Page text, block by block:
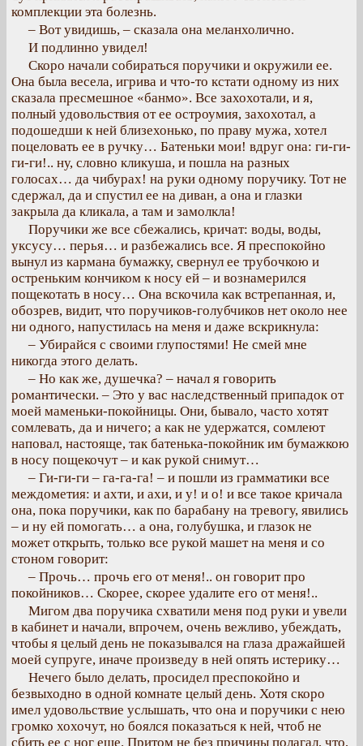
комплекции эта болезнь.
– Вот увидишь, – сказала она меланхолично.
И подлинно увидел!
Скоро начали собираться поручики и окружили ее.
Она была весела, игрива и что-то кстати одному из них
сказала пресмешное «банмо». Все захохотали, и я,
полный удовольствия от ее остроумия, захохотал, а
подошедши к ней близехонько, по праву мужа, хотел
поцеловать ее в ручку… Батеньки мои! вдруг она: ги-ги-
ги-ги!.. ну, словно кликуша, и пошла на разных
голосах… да чибурах! на руки одному поручику. Тот не
сдержал, да и спустил ее на диван, а она и глазки
закрыла да кликала, а там и замолкла!
Поручики же все сбежались, кричат: воды, воды,
уксусу… перья… и разбежались все. Я преспокойно
вынул из кармана бумажку, свернул ее трубочкою и
остреньким кончиком к носу ей – и вознамерился
пощекотать в носу… Она вскочила как встрепанная, и,
обозрев, видит, что поручиков-голубчиков нет около нее
ни одного, напустилась на меня и даже вскрикнула:
– Убирайся с своими глупостями! Не смей мне
никогда этого делать.
– Но как же, душечка? – начал я говорить
романтически. – Это у вас наследственный припадок от
моей маменьки-покойницы. Они, бывало, часто хотят
сомлевать, да и ничего; а как не удержатся, сомлеют
наповал, настояще, так батенька-покойник им бумажкою
в носу пощекочут – и как рукой снимут…
– Ги-ги-ги – га-га-га! – и пошли из грамматики все
междометия: и ахти, и ахи, и у! и о! и все такое кричала
она, пока поручики, как по барабану на тревогу, явились
– и ну ей помогать… а она, голубушка, и глазок не
может открыть, только все рукой машет на меня и со
стоном говорит:
– Прочь… прочь его от меня!.. он говорит про
покойников… Скорее, скорее удалите его от меня!..
Мигом два поручика схватили меня под руки и увели
в кабинет и начали, впрочем, очень вежливо, убеждать,
чтобы я целый день не показывался на глаза дражайшей
моей супруге, иначе произведу в ней опять истерику…
Нечего было делать, просидел преспокойно и
безвыходно в одной комнате целый день. Хотя скоро
имел удовольствие услышать, что она и поручики с нею
громко хохочут, но боялся показаться к ней, чтоб не
сбить ее с ног еще. Притом не без причины полагал, что,